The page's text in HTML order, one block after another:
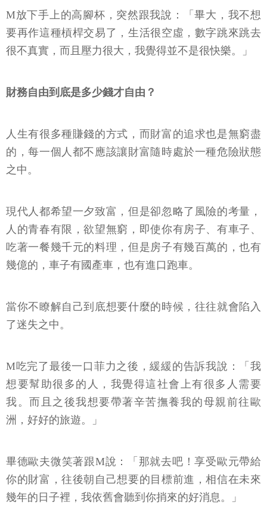
M放下手上的高腳杯，突然跟我說：「畢大，我不想
要再作這種槓桿交易了，生活很空虛，數字跳來跳去
很不真實，而且壓力很大，我覺得並不是很快樂。」
財務自由到底是多少錢才自由？
人生有很多種賺錢的方式，而財富的追求也是無窮盡
的，每一個人都不應該讓財富隨時處於一種危險狀態
之中。
現代人都希望一夕致富，但是卻忽略了風險的考量，
人的青春有限，欲望無窮，即使你有房子、有車子、
吃著一餐幾千元的料理，但是房子有幾百萬的，也有
幾億的，車子有國產車，也有進口跑車。
當你不瞭解自己到底想要什麼的時候，往往就會陷入
了迷失之中。
M吃完了最後一口菲力之後，緩緩的告訴我說：「我
想要幫助很多的人，我覺得這社會上有很多人需要
我。而且之後我想要帶著辛苦撫養我的母親前往歐
洲，好好的旅遊。」
畢德歐夫微笑著跟M說：「那就去吧！享受歐元帶給
你的財富，往後朝自己想要的目標前進，相信在未來
幾年的日子裡，我依舊會聽到你捎來的好消息。」